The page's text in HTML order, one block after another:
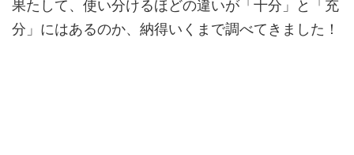
果たして、使い分けるほどの違いが「十分」と「充
分」にはあるのか、納得いくまで調べてきました！